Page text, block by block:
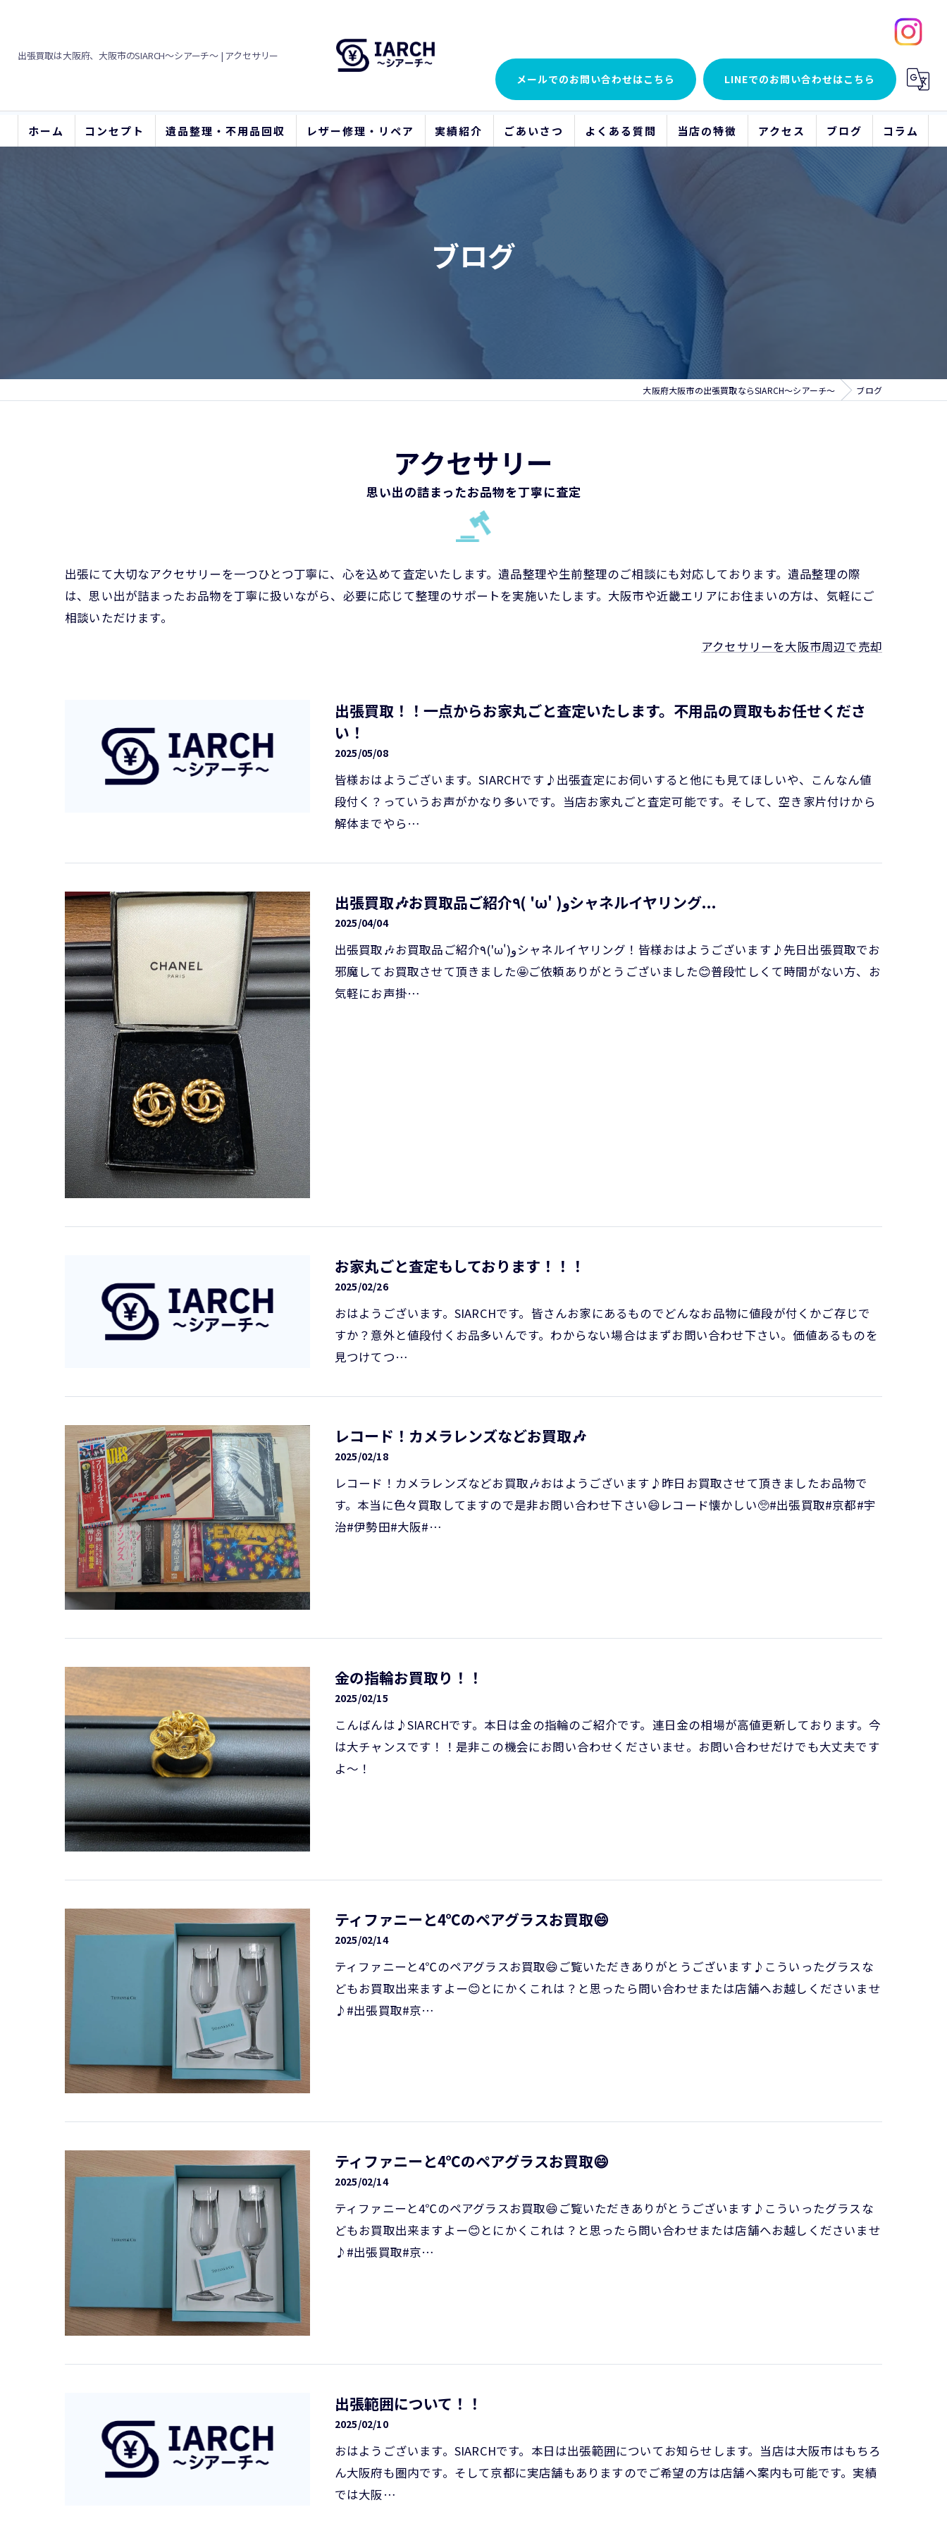
出張買取は大阪府、大阪市のSIARCH～シアーチ～ | アクセサリー
メールでのお問い合わせはこちら LINEでのお問い合わせはこちら
ホーム コンセプト 遺品整理・不用品回収 レザー修理・リペア
ビフォーアフター
実績紹介 ごあいさつ よくある質問 当店の特徴
時計
ブランド品
骨董品
アクセス ブログ コラム
ブログ
大阪府大阪市の出張買取ならSIARCH～シアーチ～ ブログ
アクセサリー
思い出の詰まったお品物を丁寧に査定
出張にて大切なアクセサリーを一つひとつ丁寧に、心を込めて査定いたします。遺品整理や生前整理のご相談にも対応しております。遺品整理の際
は、思い出が詰まったお品物を丁寧に扱いながら、必要に応じて整理のサポートを実施いたします。大阪市や近畿エリアにお住まいの方は、気軽にご
相談いただけます。
アクセサリーを大阪市周辺で売却
出張買取！！一点からお家丸ごと査定いたします。不用品の買取もお任せくださ
い！
2025/05/08
皆様おはようございます。SIARCHです♪出張査定にお伺いすると他にも見てほしいや、こんなん値
段付く？っていうお声がかなり多いです。当店お家丸ごと査定可能です。そして、空き家片付けから
解体までやら…
出張買取🎶お買取品ご紹介٩( 'ω' )وシャネルイヤリング...
2025/04/04
出張買取🎶お買取品ご紹介٩('ω')وシャネルイヤリング！皆様おはようございます♪先日出張買取でお
邪魔してお買取させて頂きました🤩ご依頼ありがとうございました😊普段忙しくて時間がない方、お
気軽にお声掛…
お家丸ごと査定もしております！！！
2025/02/26
おはようございます。SIARCHです。皆さんお家にあるものでどんなお品物に値段が付くかご存じで
すか？意外と値段付くお品多いんです。わからない場合はまずお問い合わせ下さい。価値あるものを
見つけてつ…
レコード！カメラレンズなどお買取🎶
2025/02/18
レコード！カメラレンズなどお買取🎶おはようございます♪昨日お買取させて頂きましたお品物で
す。本当に色々買取してますので是非お問い合わせ下さい😄レコード懐かしい🥺#出張買取#京都#宇
治#伊勢田#大阪#…
金の指輪お買取り！！
2025/02/15
こんばんは♪SIARCHです。本日は金の指輪のご紹介です。連日金の相場が高値更新しております。今
は大チャンスです！！是非この機会にお問い合わせくださいませ。お問い合わせだけでも大丈夫です
よ～！
ティファニーと4℃のペアグラスお買取😄
2025/02/14
ティファニーと4℃のペアグラスお買取😄ご覧いただきありがとうございます♪こういったグラスな
どもお買取出来ますよー😊とにかくこれは？と思ったら問い合わせまたは店舗へお越しくださいませ
♪#出張買取#京…
ティファニーと4℃のペアグラスお買取😄
2025/02/14
ティファニーと4℃のペアグラスお買取😄ご覧いただきありがとうございます♪こういったグラスな
どもお買取出来ますよー😊とにかくこれは？と思ったら問い合わせまたは店舗へお越しくださいませ
♪#出張買取#京…
出張範囲について！！
2025/02/10
おはようございます。SIARCHです。本日は出張範囲についてお知らせします。当店は大阪市はもちろ
ん大阪府も圏内です。そして京都に実店舗もありますのでご希望の方は店舗へ案内も可能です。実績
では大阪…